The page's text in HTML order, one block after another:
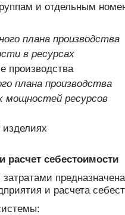
и отдельным
плана производства
в ресурсах
производства
плана производства
мощностей ресурсов
расчет себестоимости
и расчета